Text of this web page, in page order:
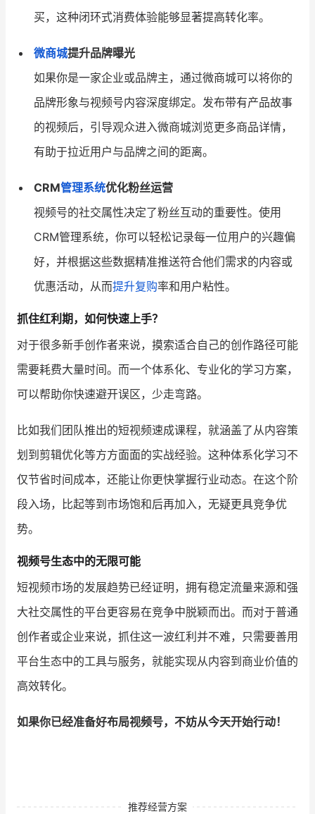
买，这种闭环式消费体验能够显著提高转化率。
微商城提升品牌曝光
如果你是一家企业或品牌主，通过微商城可以将你的
品牌形象与视频号内容深度绑定。发布带有产品故事
的视频后，引导观众进入微商城浏览更多商品详情，
有助于拉近用户与品牌之间的距离。
CRM管理系统优化粉丝运营
视频号的社交属性决定了粉丝互动的重要性。使用
CRM管理系统，你可以轻松记录每一位用户的兴趣偏
好，并根据这些数据精准推送符合他们需求的内容或
优惠活动，从而提升复购率和用户粘性。
抓住红利期，如何快速上手？
对于很多新手创作者来说，摸索适合自己的创作路径可能
需要耗费大量时间。而一个体系化、专业化的学习方案，
可以帮助你快速避开误区，少走弯路。
比如我们团队推出的短视频速成课程，就涵盖了从内容策
划到剪辑优化等方方面面的实战经验。这种体系化学习不
仅节省时间成本，还能让你更快掌握行业动态。在这个阶
段入场，比起等到市场饱和后再加入，无疑更具竞争优
势。
视频号生态中的无限可能
短视频市场的发展趋势已经证明，拥有稳定流量来源和强
大社交属性的平台更容易在竞争中脱颖而出。而对于普通
创作者或企业来说，抓住这一波红利并不难，只需要善用
平台生态中的工具与服务，就能实现从内容到商业价值的
高效转化。
如果你已经准备好布局视频号，不妨从今天开始行动！
推荐经营方案